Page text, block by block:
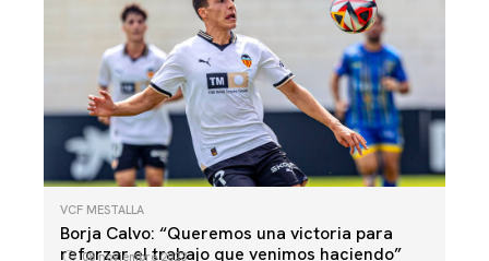
VCF MESTALLA
Borja Calvo: “Queremos una victoria para
reforzar el trabajo que venimos haciendo”
08 noviembre 2023